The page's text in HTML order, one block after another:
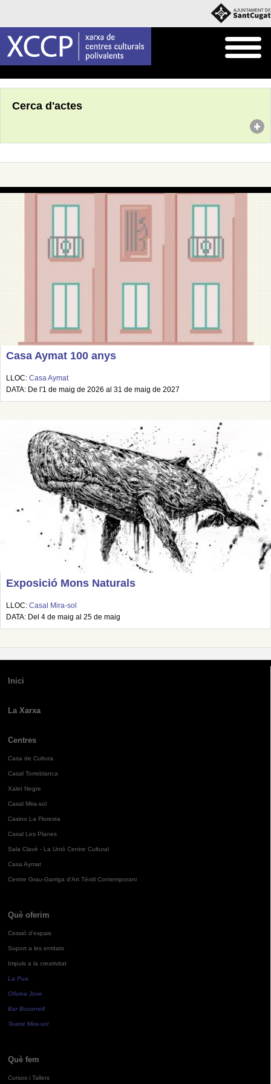
Cerca d'actes
Casa Aymat 100 anys
LLOC: Casa Aymat
DATA: De l'1 de maig de 2026 al 31 de maig de 2027
Exposició Mons Naturals
LLOC: Casal Mira-sol
DATA: Del 4 de maig al 25 de maig
Inici
La Xarxa
Centres
Casa de Cultura
Casal Torreblanca
Xalet Negre
Casal Mira-sol
Casino La Floresta
Casal Les Planes
Sala Clavé - La Unió Centre Cultural
Casa Aymat
Centre Grau-Garriga d'Art Tèxtil Contemporani
Què oferim
Cessió d'espais
Suport a les entitats
Impuls a la creativitat
La Pua
Oficina Jove
Bar Bocamoll
Teatre Mira-sol
Què fem
Cursos i Tallers